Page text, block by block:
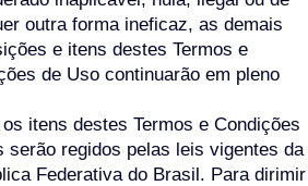
outra forma ineficaz, as demais
e itens destes Termos e
de Uso continuarão em pleno
os itens destes Termos e Condições
serão regidos pelas leis vigentes da
Federativa do Brasil. Para dirimir